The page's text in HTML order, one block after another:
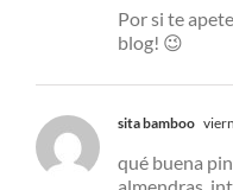
Por si te
blog! 😉
sita bamboo
qué buena